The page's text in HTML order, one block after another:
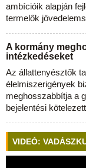
ambícióik alapján
termelők
A kormány
intézkedéseket
Az állattenyésztők
élelmiszerigények
meghosszabbítja a
bejelentési
VIDEÓ: